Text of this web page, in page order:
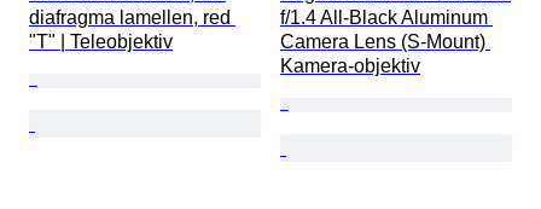
diafragma lamellen, red
"T" | Teleobjektiv
f/1.4 All-Black Aluminum
Camera Lens (S-Mount)
Kamera-objektiv